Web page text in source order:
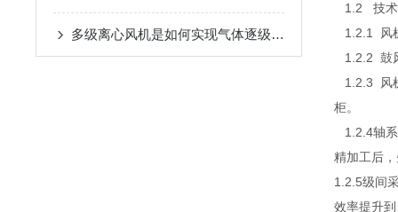
多级离心风机是如何实现气体逐级增压的？
1.2 技术
1.2.1 风
1.2.2 鼓
1.2.3 风
柜。
1.2.4轴系
精加工后
1.2.5级间
效率提升